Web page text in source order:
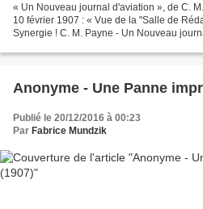
« Un Nouveau journal d'aviation », de C.
10 février 1907 : « Vue de la "Salle de
Synergie ! C. M. Payne - Un Nouveau
Anonyme - Une Panne
Publié le 20/12/2016 à 00:23
Par Fabrice Mundzik